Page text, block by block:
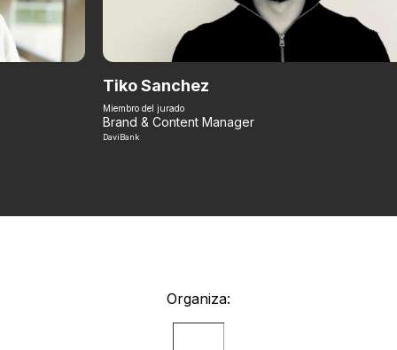
Tiko Sanchez
Miembro del jurado
Brand & Content Manager
DaviBank
Organiza: